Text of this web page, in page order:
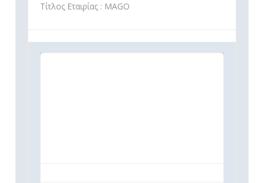
Τίτλος Εταιρίας : MAGO